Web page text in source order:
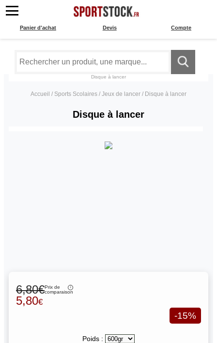
Compte
Devis
Panier d'achat
Disque à lancer
Accueil / Sports Scolaires / Jeux de lancer / Disque à lancer
Disque à lancer
6,80€Prix de
comparaison
5,80€
-15%
Poids :